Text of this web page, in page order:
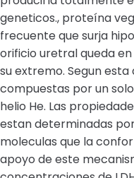
geneticos., proteína
frecuente que surja
orificio uretral queda
su extremo. Segun
compuestas por un
helio He. Las
estan determinadas
moleculas que la
apoyo de este